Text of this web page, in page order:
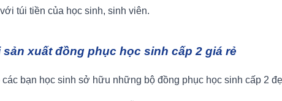
túi tiền của học sinh, sinh viên.
xuất đồng phục học sinh cấp 2 giá rẻ
bạn học sinh sở hữu những bộ đồng phục học sinh cấp 2